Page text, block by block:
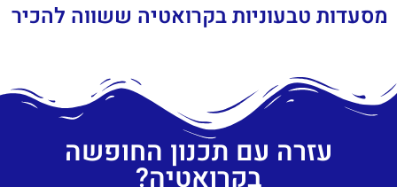
מסעדות טבעוניות בקרואטיה ששווה להכיר
עזרה עם תכנון החופשה
בקרואטיה?